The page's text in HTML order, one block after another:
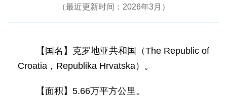
（最近更新时间：2026年3月）
【国名】克罗地亚共和国（The Republic of
Croatia，Republika Hrvatska）。
【面积】5.66万平方公里。